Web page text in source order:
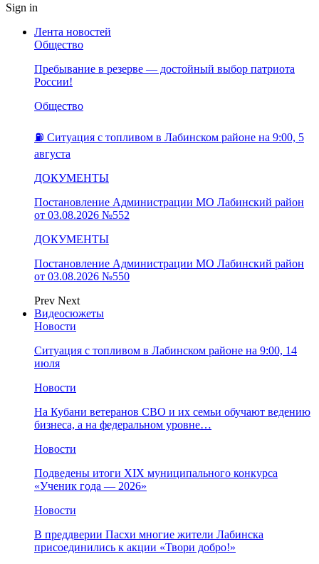
Sign in
Лента новостей
Общество
Пребывание в резерве — достойный выбор патриота
России!
Общество
⛽️ Ситуация с топливом в Лабинском районе на 9:00, 5
августа
ДОКУМЕНТЫ
Постановление Администрации МО Лабинский район
от 03.08.2026 №552
ДОКУМЕНТЫ
Постановление Администрации МО Лабинский район
от 03.08.2026 №550
Prev Next
Видеосюжеты
Новости
Ситуация с топливом в Лабинском районе на 9:00, 14
июля
Новости
На Кубани ветеранов СВО и их семьи обучают ведению
бизнеса, а на федеральном уровне…
Новости
Подведены итоги XIX муниципального конкурса
«Ученик года — 2026»
Новости
В преддверии Пасхи многие жители Лабинска
присоединились к акции «Твори добро!»